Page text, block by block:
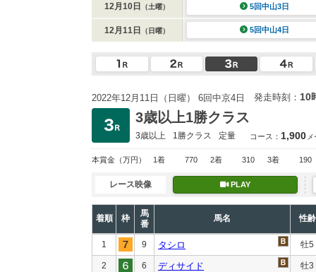
12月10日 （土曜） 5回中山3日
12月11日 （日曜） 5回中山4日
2022年12月11日（日曜） 6回中京4日 発走時刻： 10
3歳以上1勝クラス
3歳以上 1勝クラス 定量 コース： 1,900
本賞金 （万円） 1着 770 2着 310 3着 190
レース映像 PLAY
着順 枠
馬
番
馬名 性齢
1 9 タシロ 牡5
2 6 ディサイド 牡3